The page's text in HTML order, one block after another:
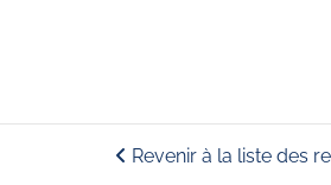
Revenir à la liste des